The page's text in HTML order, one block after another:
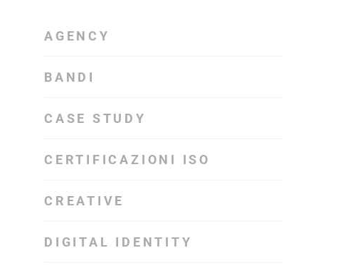
AGENCY
BANDI
CASE STUDY
CERTIFICAZIONI ISO
CREATIVE
DIGITAL IDENTITY